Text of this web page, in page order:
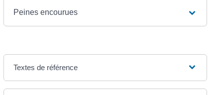
Peines encourues
Textes de référence